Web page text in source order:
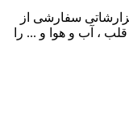
سفارشی از
، آب و هوا و ... را